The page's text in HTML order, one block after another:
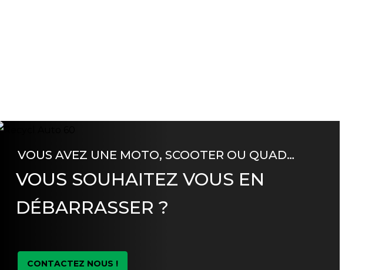
VOUS AVEZ UNE MOTO, SCOOTER OU QUAD…
VOUS SOUHAITEZ VOUS EN
DÉBARRASSER ?
CONTACTEZ NOUS !